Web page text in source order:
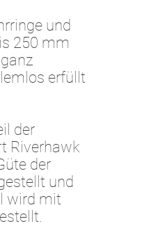
und
250 mm
erfüllt
der
Riverhawk
der
und
wird mit